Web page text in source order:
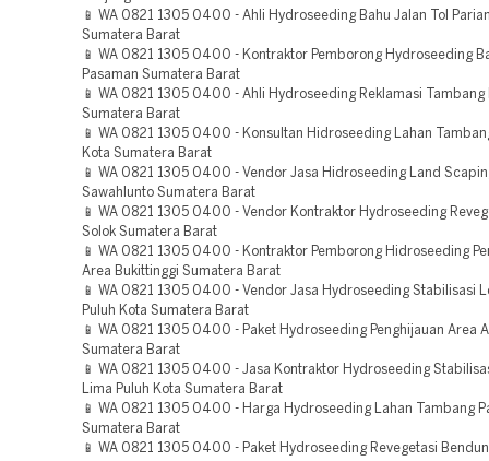
📱 WA 0821 1305 0400 - Ahli Hydroseeding Bahu Jalan Tol
Sumatera Barat
📱 WA 0821 1305 0400 - Kontraktor Pemborong Hydroseeding
Pasaman Sumatera Barat
📱 WA 0821 1305 0400 - Ahli Hydroseeding Reklamasi Tambang
Sumatera Barat
📱 WA 0821 1305 0400 - Konsultan Hidroseeding Lahan
Kota Sumatera Barat
📱 WA 0821 1305 0400 - Vendor Jasa Hidroseeding Land
Sawahlunto Sumatera Barat
📱 WA 0821 1305 0400 - Vendor Kontraktor Hydroseeding
Solok Sumatera Barat
📱 WA 0821 1305 0400 - Kontraktor Pemborong Hidroseeding
Area Bukittinggi Sumatera Barat
📱 WA 0821 1305 0400 - Vendor Jasa Hydroseeding Stabilisasi
Puluh Kota Sumatera Barat
📱 WA 0821 1305 0400 - Paket Hydroseeding Penghijauan Area
Sumatera Barat
📱 WA 0821 1305 0400 - Jasa Kontraktor Hydroseeding
Lima Puluh Kota Sumatera Barat
📱 WA 0821 1305 0400 - Harga Hydroseeding Lahan Tambang
Sumatera Barat
📱 WA 0821 1305 0400 - Paket Hydroseeding Revegetasi